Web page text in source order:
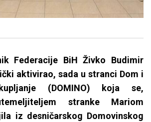
Federacije BiH Živko Budimir
aktivirao, sada u stranci Dom i
(DOMINO) koja se,
stranke Mariom
iz desničarskog Domovinskog